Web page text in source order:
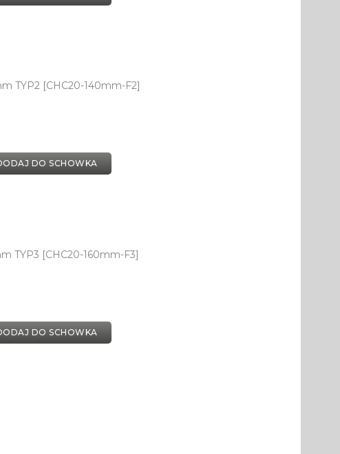
TYP2 [CHC20-140mm-F2]
DO SCHOWKA
TYP3 [CHC20-160mm-F3]
DO SCHOWKA